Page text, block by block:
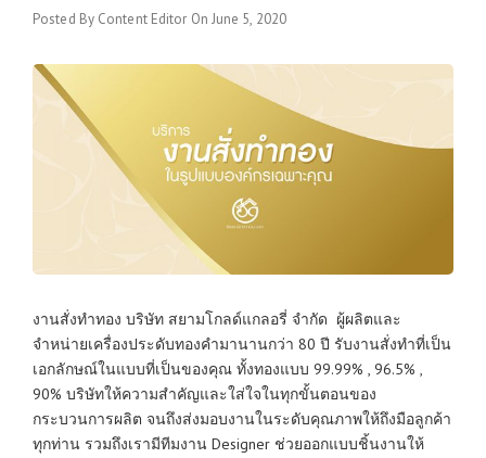
Posted By Content Editor On June 5, 2020
งานสั่งทำทอง บริษัท สยามโกลด์แกลอรี่ จำกัด ผู้ผลิตและ
จำหน่ายเครื่องประดับทองคำมานานกว่า 80 ปี รับงานสั่งทำที่เป็น
เอกลักษณ์ในแบบที่เป็นของคุณ ทั้งทองแบบ 99.99% , 96.5% ,
90% บริษัทให้ความสำคัญและใส่ใจในทุกขั้นตอนของ
กระบวนการผลิต จนถึงส่งมอบงานในระดับคุณภาพให้ถึงมือลูกค้า
ทุกท่าน รวมถึงเรามีทีมงาน Designer ช่วยออกแบบชิ้นงานให้